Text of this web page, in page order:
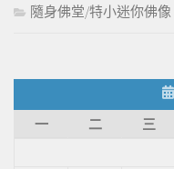
隨身佛堂/特小迷你佛像
一
二 三